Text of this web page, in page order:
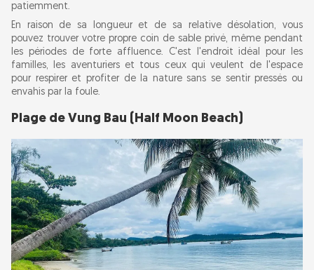
patiemment.
En raison de sa longueur et de sa relative désolation, vous
pouvez trouver votre propre coin de sable privé, même pendant
les périodes de forte affluence. C'est l'endroit idéal pour les
familles, les aventuriers et tous ceux qui veulent de l'espace
pour respirer et profiter de la nature sans se sentir pressés ou
envahis par la foule.
Plage de Vung Bau (Half Moon Beach)